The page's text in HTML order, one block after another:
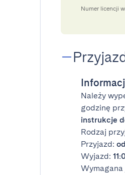
Numer licencji
Należy
godzinę
instrukcje
Rodzaj
Przyjazd:
Wyjazd:
Wymagana